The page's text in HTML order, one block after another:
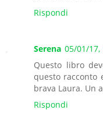
Rispondi
Serena 05/01/17,
Questo libro
questo racconto
brava Laura. Un
Rispondi